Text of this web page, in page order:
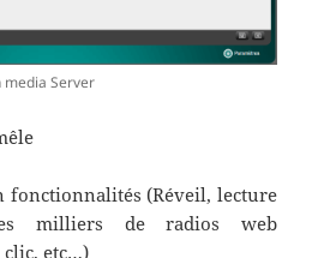
media Server
fonctionnalités (Réveil, lecture
milliers de radios web
etc…)